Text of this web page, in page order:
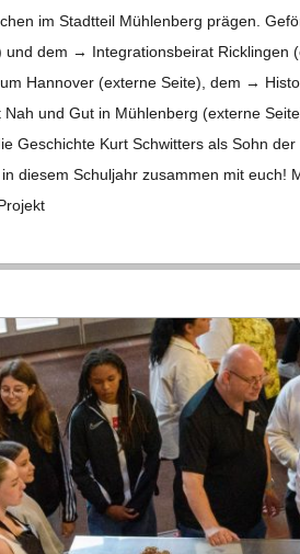
im Stadt­teil Müh­len­berg prä­gen.
und dem → Inte­gra­ti­ons­bei­rat Rick­lin­gen
Han­no­ver (externe Seite), dem →
Nah und Gut in Müh­len­berg (externe
Geschichte Kurt Schwit­ters als Sohn
in die­sem Schul­jahr zusam­men mit euch!